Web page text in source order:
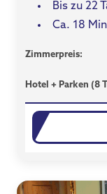
Bis zu 22
Ca. 18
Zimmerpreis:
Hotel + Parken (8